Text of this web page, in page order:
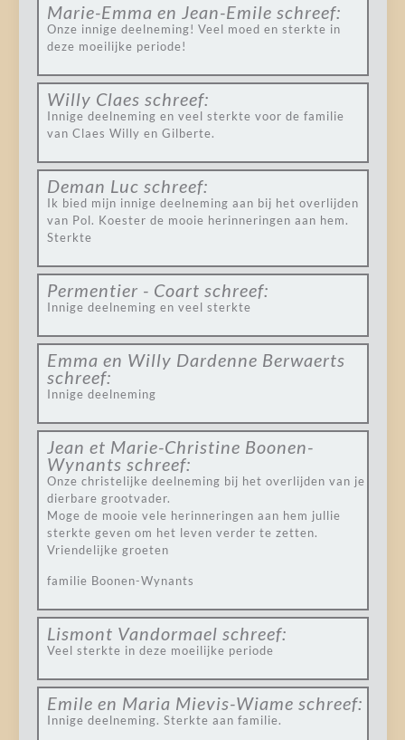
Marie-Emma en Jean-Emile schreef:
Onze innige deelneming! Veel moed en sterkte in
deze moeilijke periode!
Willy Claes schreef:
Innige deelneming en veel sterkte voor de familie
van Claes Willy en Gilberte.
Deman Luc schreef:
Ik bied mijn innige deelneming aan bij het overlijden
van Pol. Koester de mooie herinneringen aan hem.
Sterkte
Permentier - Coart schreef:
Innige deelneming en veel sterkte
Emma en Willy Dardenne Berwaerts
schreef:
Innige deelneming
Jean et Marie-Christine Boonen-
Wynants schreef:
Onze christelijke deelneming bij het overlijden van je
dierbare grootvader.
Moge de mooie vele herinneringen aan hem jullie
sterkte geven om het leven verder te zetten.
Vriendelijke groeten
familie Boonen-Wynants
Lismont Vandormael schreef:
Veel sterkte in deze moeilijke periode
Emile en Maria Mievis-Wiame schreef:
Innige deelneming. Sterkte aan familie.